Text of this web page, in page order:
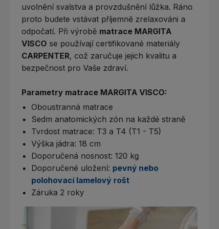
uvolnění svalstva a provzdušnění lůžka. Ráno
proto budete vstávat příjemně zrelaxováni a
odpočatí. Při výrobě matrace MARGITA
VISCO se používají certifikované materiály
CARPENTER, což zaručuje jejich kvalitu a
bezpečnost pro Vaše zdraví.
Parametry matrace MARGITA VISCO:
Oboustranná matrace
Sedm anatomických zón na každé straně
Tvrdost matrace: T3 a T4 (T1 - T5)
Výška jádra: 18 cm
Doporučená nosnost: 120 kg
Doporučené uložení: pevný nebo
polohovací lamelový rošt
Záruka 2 roky